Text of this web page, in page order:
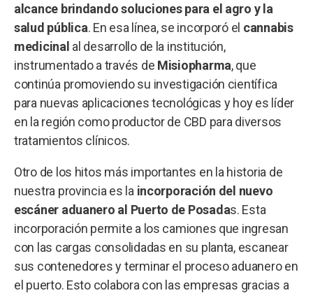
alcance brindando soluciones para el agro y la
salud pública. En esa línea, se incorporó el cannabis
medicinal al desarrollo de la institución,
instrumentado a través de Misiopharma, que
continúa promoviendo su investigación científica
para nuevas aplicaciones tecnológicas y hoy es líder
en la región como productor de CBD para diversos
tratamientos clínicos.
Otro de los hitos más importantes en la historia de
nuestra provincia es la incorporación del nuevo
escáner aduanero al Puerto de Posadas. Esta
incorporación permite a los camiones que ingresan
con las cargas consolidadas en su planta, escanear
sus contenedores y terminar el proceso aduanero en
el puerto. Esto colabora con las empresas gracias a